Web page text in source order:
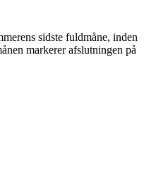
sidste fuldmåne, inden
markerer afslutningen på